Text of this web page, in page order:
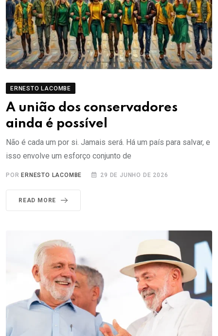
ERNESTO LACOMBE
A união dos conservadores
ainda é possível
Não é cada um por si. Jamais será. Há um país para salvar, e
isso envolve um esforço conjunto de
POR ERNESTO LACOMBE 29 DE JUNHO DE 2026
READ MORE